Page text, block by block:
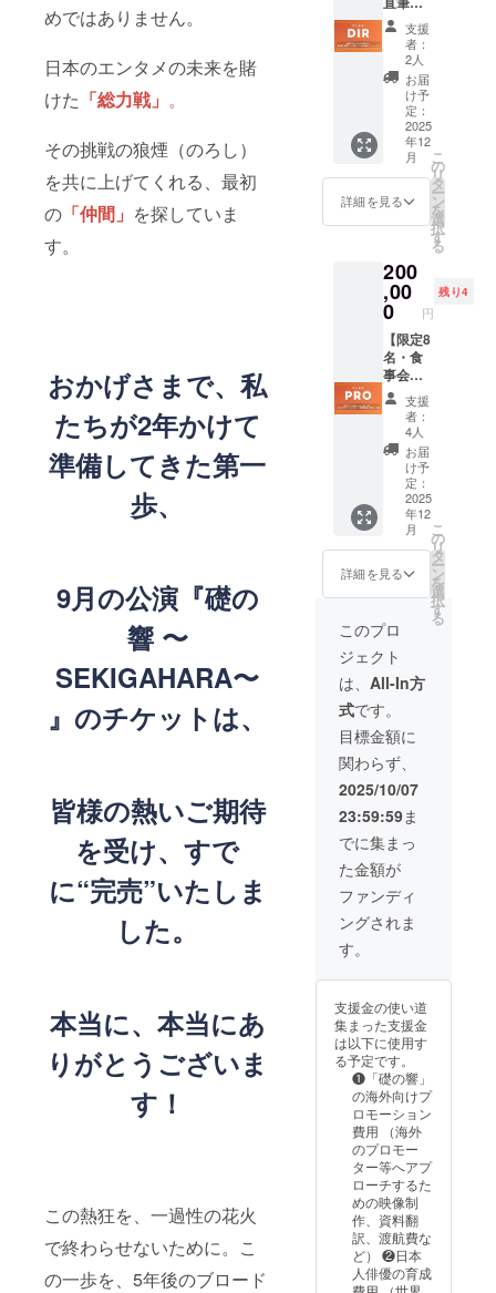
めではありません。
日本のエンタメの未来を賭
けた 「総力戦」 。
その挑戦の狼煙（のろし）
を共に上げてくれる、最初
の 「仲間」 を探していま
す。
おかげさまで、私
たちが2年かけて
準備してきた第一
歩、
9月の公演『礎の
響 〜
SEKIGAHARA〜
』のチケットは、
皆様の熱いご期待
を受け、すで
に“完売”いたしま
した。
本当に、本当にあ
りがとうございま
す！
この熱狂を、一過性の花火
で終わらせないために。こ
の一歩を、5年後のブロード
はあり
ませ
ん。日
本のエ
ンタメ
の未来
を賭け
た「総
力戦」
の創設
バーに
なる、
機会で
す。あ
なたの
参加
が、こ
の物語
の始ま
りを創
りま
す。 ◆
使用
シー
ン・ベ
フィッ
ト ス
マート
を開く
たび
の歴史
的な挑
戦の仲
間であ
ること
を実感
できま
す。水
野美紀
からの
メッ
セージ
動画
で、私
たちの
感謝と
情熱を
いつで
い。 ◆
お届け
予定・
方法 ・
お届け
時期：
2025年
12月予
定 ・配
送方
法：
CAMPF
IREメッ
セージ
機能に
て送付
通・3分
程度）
・オリ
ジナル
デジタ
ル壁紙
（ス
マート
フォン
用） ・
告 ◆限
定性・
プロ
ジェク
トでし
か手に
入らな
い、創
設メン
バーの
証とな
る限定
デザイ
ンのス
テッ
カーで
す。私
たちの
初に
乗って
クルー
の証と
して、
大切に
お届け
しま
す。 ◆
使用
シー
ン・ベ
ネ
フィッ
ト PCや
スーツ
ケース
など、
あなた
の身近
こと
で、私
たちが
共に戦
う仲間
である
ことを
示せま
す。こ
のス
テッ
カー
が、日
常の中
でふ
と、あ
なたの
心を熱
特別に
ご提
供。未
来を切
り拓く
ための
「知」
「熱」
の両方
けしま
す。 ◆
細 ・メ
イン特
典1：
【30万
円相
当】ビ
ジネ
ス・プ
ライ
ベート
で活か
せる生
成AI講
座 特別
受講権
・メイ
2：公演
裏話
イベン
トの配
信視聴
権
カイブ
付） ・
特典1：
共同創
設者・
内田滋
がオー
ナーの
本格和
食料理
店「だ
れか
れ」で
引チ
ケット
→「だ
れか
れ」で
のお食
事の際
に割引
でご利
用いた
だけま
す。 →
有効期
限：
2026年
1月から
2026年
12月末
か、ど
んな想
いで私
たちは
走り続
けてい
るの
か。私
たちの
生の声
で、あ
なたの
◆お届
け内容
詳細 ・
メイン
特典：
熱気を
直接体
感！公
演裏話
トーク
イベン
トへの
【リア
ル参加
権】 <
下記も
含まれ
ます>
当】共
者・田
中幸一
郎のビ
ジネ
ス・プ
ライ
ベート
で活か
成AI講
座 ・共
同創設
者・内
田滋が
オー
ナーの
店「だ
れか
れ」で
使える
20%割
引チ
ケット
・【唐
橋充デ
ザイ
ン】オ
リジナ
ルTシャ
ツ1枚
(サイ
ズ・白
黒選択)
・「礎
を、一
生の思
い出と
して刻
みませ
んか。
リー
ダーで
ある水
野美紀
と肩を
並べ、
それ
は、あ
なたが
この物
語の紛
れもな
い「当
事者」
であっ
たこと
の、何
よりの
証明に
なりま
す。 ◆
お届け
内容詳
細 ・メ
戦の始
まりを
刻む。
水野美
紀との
【2
ショッ
ト記念
撮影】
<下記も
含まれ
ます>
・公演
裏話
トーク
イベン
トへの
【リア
【30万
円相
当】共
同創業
者・田
中幸一
郎のビ
ジネ
ス・プ
ライ
ベート
で活か
せる生
成AI講
座 ・共
同創設
者・内
田滋が
イン色
紙】あ
なたの
為だけ
に。水
野美紀
直筆サ
イン色
紙コー
ス｜お
名前＆
メッ
セージ
ターン
説明文
このリ
ターン
の特別
価値 こ
の挑戦
を応援
してく
ださ
る、特
別なあ
なた
へ。感
謝の気
持ちを
形にす
るた
め、水
野美紀
が一枚
一枚、
心を込
めてあ
なたの
お名前
とメッ
セージ
を記し
た、世
界に一
つだけ
のサイ
ン色紙
をお届
けしま
す。 ◆
お届け
イン特
野美紀
直筆サ
イン色
紙（あ
なたの
お名
前・為
書き、
感謝の
メッ
セージ
入り）
・特典
1：公演
裏話
トーク
支援
者：
2人
お届
け予
定：
2025
年12
月
詳細を見る
こ
の
リ
タ
ー
ン
を
選
択
す
る
200
,00
0 円
残り4
【限定8
名・食
事会
込】水
野美紀
と未来
を創る
「同
志」
へ。
AOCコ
アメン
バー
シップ
コース
｜特別
戦略会
議（食
事会）
ご招待
リター
ン説明
文 この
リター
ンの特
別価値
もはや
お客様
や支援
者では
ありま
せん。
同じ
テーブ
じ未来
え、共
に戦略
を語り
合う
「同
志」と
して、
私たち
チーム
の中心
にお迎
えしま
す。こ
れは単
なる食
事会で
支援
者：
4人
お届
け予
定：
2025
年12
月
詳細を見る
こ
の
リ
タ
ー
ン
を
選
択
す
る
このプロ
ジェクト
は、 All-In方
式です。
目標金額に
関わらず、
2025/10/07
23:59:59ま
でに集まっ
た金額が
ファンディ
ングされま
す。
支援金の使い道
集まった支援金
は以下に使用す
る予定です。
❶「礎の響」
の海外向けプ
ロモーション
費用 （海外
のプロモー
ター等へアプ
ローチするた
めの映像制
作、資料翻
訳、渡航費な
ど） ❷日本
人俳優の育成